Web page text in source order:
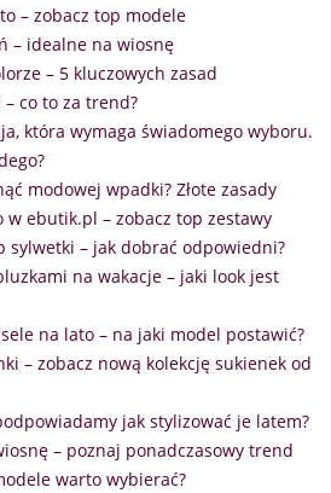
– zobacz top modele
– idealne na wiosnę
– 5 kluczowych zasad
co to za trend?
która wymaga świadomego wyboru.
modowej wpadki? Złote zasady
w ebutik.pl – zobacz top zestawy
sylwetki – jak dobrać odpowiedni?
na wakacje – jaki look jest
na lato – na jaki model postawić?
– zobacz nową kolekcję sukienek od
jak stylizować je latem?
– poznaj ponadczasowy trend
warto wybierać?